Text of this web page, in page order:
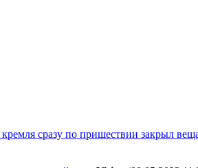
сразу по пришествии закрыл